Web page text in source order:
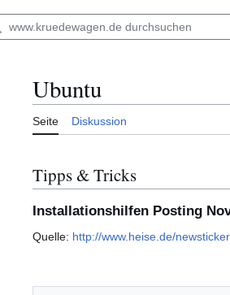
Ubuntu
Seite Diskussion
Tipps & Tricks
Installationshilfen Posting
Quelle: http://www.heise.de/